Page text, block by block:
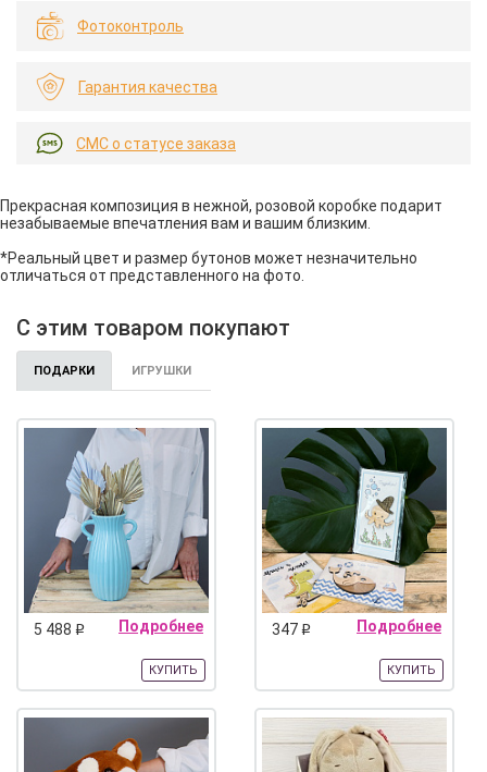
Фотоконтроль
Гарантия качества
СМС о статусе заказа
Прекрасная композиция в нежной, розовой коробке подарит
незабываемые впечатления вам и вашим близким.
*Реальный цвет и размер бутонов может незначительно
отличаться от представленного на фото.
С этим товаром покупают
ПОДАРКИ ИГРУШКИ
5 488 q Подробнее
КУПИТЬ
347 q Подробнее
КУПИТЬ